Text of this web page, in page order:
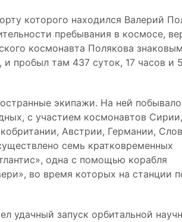
которого находился Валерий
пребывания в космосе,
космонавта Полякова
пробыл там 437 суток, 17 часов и
экипажи. На ней побывало
с участием космонавтов Сирии,
Австрии, Германии,
семь кратковременных
одна с помощью корабля
во время которых на станции
удачный запуск орбитальной